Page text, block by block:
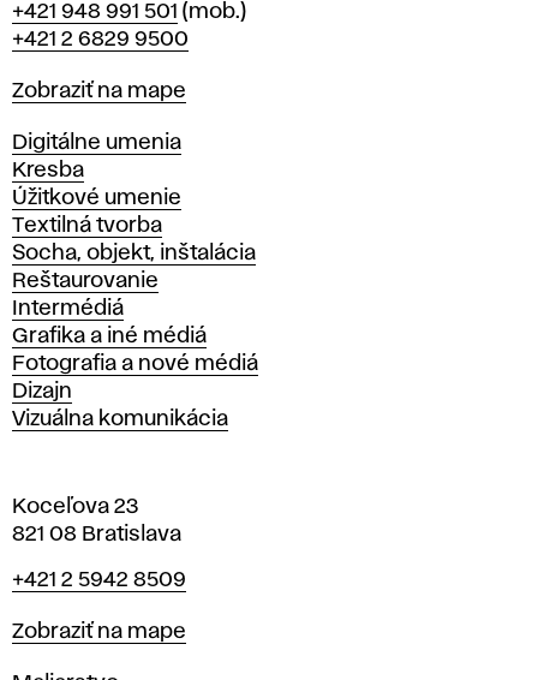
Telefón
+421 948 991 501 (mob.)
+421 2 6829 9500
Mapa
Zobraziť na mape
Katedry
Digitálne umenia
Kresba
Úžitkové umenie
Textilná tvorba
Socha, objekt, inštalácia
Reštaurovanie
Intermédiá
Grafika a iné médiá
Fotografia a nové médiá
Dizajn
Vizuálna komunikácia
Koceľova 23
821 08 Bratislava
Telefón
+421 2 5942 8509
Mapa
Zobraziť na mape